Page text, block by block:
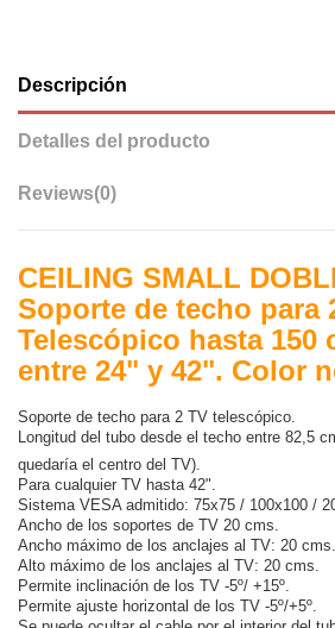
Descripción
Detalles del producto
Reviews(0)
CEILING SMALL
Soporte de techo para
Telescópico hasta 150
entre 24" y 42". Color
Soporte de techo para 2 TV telescópico.
Longitud del tubo desde el techo entre 82,5
quedaría el centro del TV).
Para cualquier TV hasta 42".
Sistema VESA admitido: 75x75 / 100x100 /
Ancho de los soportes de TV 20 cms.
Ancho máximo de los anclajes al TV: 20 cms.
Alto máximo de los anclajes al TV: 20 cms.
Permite inclinación de los TV -5º/ +15º.
Permite ajuste horizontal de los TV -5º/+5º.